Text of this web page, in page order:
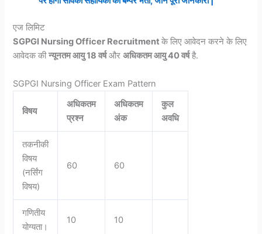
एज लिमिट
SGPGI Nursing Officer Recruitmentके लिए आवेदन करने के लिए
आवेदक कीन्यूनतम आयु 18 वर्षऔरअधिकतम आयु 40 वर्षहै.
SGPGI Nursing Officer Exam Pattern
विषय
अधिकतम
प्रश्न
अधिकतम
अंक
कुल
अवधि
तकनीकी
विषय
(नर्सिंग
विषय)
60 60
गणितीय
योग्यता।
10 10